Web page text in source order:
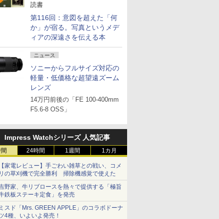
読書
第116回：意図を超えた「何
か」が宿る。写真というメデ
ィアの深遠さを伝える本
ニュース
ソニーからフルサイズ対応の
軽量・低価格な超望遠ズーム
レンズ
14万円前後の「FE 100-400mm
F5.6-8 OSS」
Impress Watchシリーズ 人気記事
24時間 1週間 1カ月
家電レビュー】手ごわい雑草との戦い、コメ
の草刈機で完全勝利 掃除機感覚で使えた
野家、牛リブロースを熱々で提供する「極旨
鉄板ステーキ定食」を発売
スド「Mrs. GREEN APPLE」のコラボドーナ
4種、いよいよ発売！